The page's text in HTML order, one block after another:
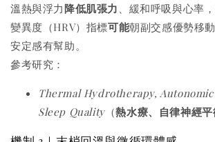
溫熱與浮力降低肌張力 、緩和呼吸與心率
變異度（HRV）指標可能朝副交感優勢移
安定感有幫助。
參考研究：
Thermal Hydrotherapy, Autonomic
Sleep Quality（熱水療、自律神經